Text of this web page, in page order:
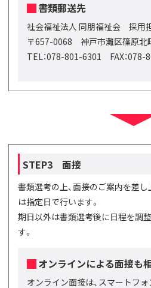
書類郵送先
社会福祉法人 同朋福祉会 採用
〒657-0068 神戸市灘区篠原北
TEL：078-801-6301 FAX：078-
STEP3 面接
書類選考の上、面接のご案内を差
は指定日で行います。
期日以外は書類選考後に日程を調
す。
オンラインによる面接も
オンライン面接は、スマートフ